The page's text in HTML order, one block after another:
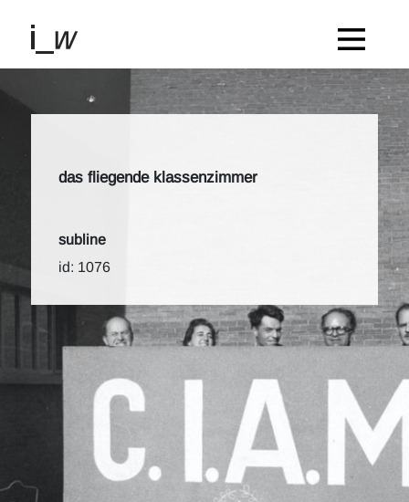
das fliegende klassenzimmer
subline
id: 1076